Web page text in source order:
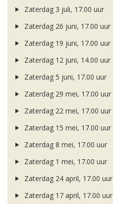
Zaterdag 3 juli, 17.00 uur
Zaterdag 26 juni, 17.00 uur
Zaterdag 19 juni, 17.00 uur
Zaterdag 12 juni, 14.00 uur
Zaterdag 5 juni, 17.00 uur
Zaterdag 29 mei, 17.00 uur
Zaterdag 22 mei, 17.00 uur
Zaterdag 15 mei, 17.00 uur
Zaterdag 8 mei, 17.00 uur
Zaterdag 1 mei, 17.00 uur
Zaterdag 24 april, 17.00 uur
Zaterdag 17 april, 17.00 uur